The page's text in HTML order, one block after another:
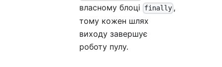
власному блоці finally ,
тому кожен шлях
виходу завершує
роботу пулу.